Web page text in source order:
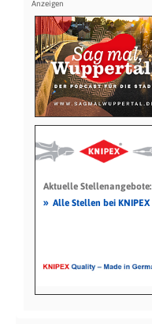
Aktuelle Stellenangebote:
» Alle Stellen bei KNIPEX